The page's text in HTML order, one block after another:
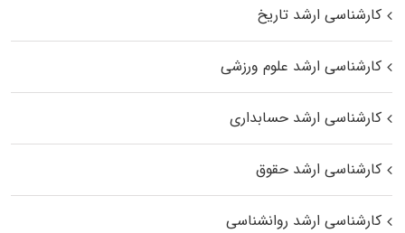
کارشناسی ارشد تاریخ
کارشناسی ارشد علوم ورزشی
کارشناسی ارشد حسابداری
کارشناسی ارشد حقوق
کارشناسی ارشد روانشناسی